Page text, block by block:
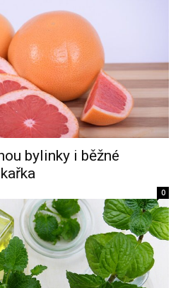
bylinky i běžné
0